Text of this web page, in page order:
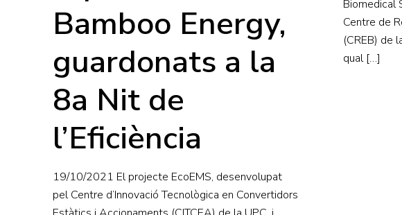
Bamboo Energy,
guardonats a la
8a Nit de
l’Eficiència
19/10/2021 El projecte EcoEMS, desenvolupat
pel Centre d’Innovació Tecnològica en Convertidors
Biomedical
Centre de
(CREB) de
qual[…]